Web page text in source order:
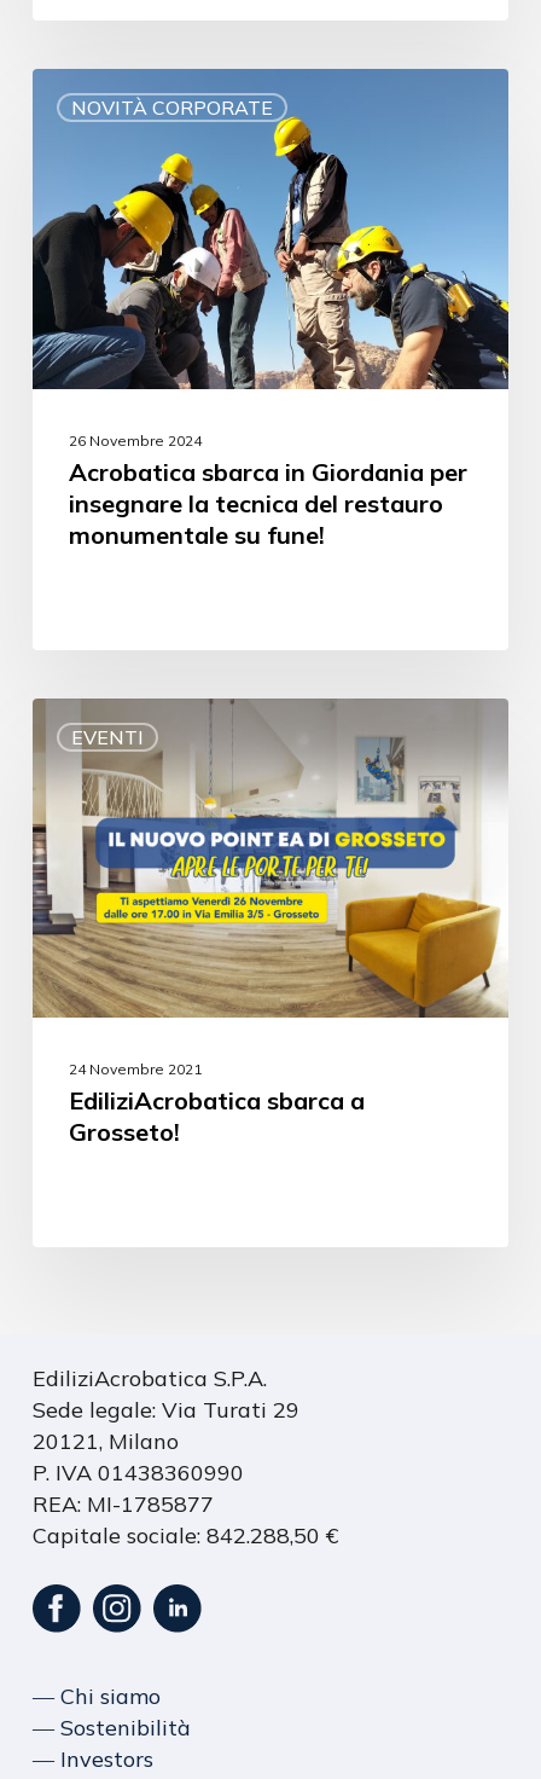
NOVITÀ CORPORATE
26 Novembre 2024
Acrobatica sbarca in Giordania per
insegnare la tecnica del restauro
monumentale su fune!
EVENTI
24 Novembre 2021
EdiliziAcrobatica sbarca a
Grosseto!
EdiliziAcrobatica S.P.A.
Sede legale: Via Turati 29
20121, Milano
P. IVA 01438360990
REA: MI-1785877
Capitale sociale: 842.288,50 €
― Chi siamo
― Sostenibilità
― Investors